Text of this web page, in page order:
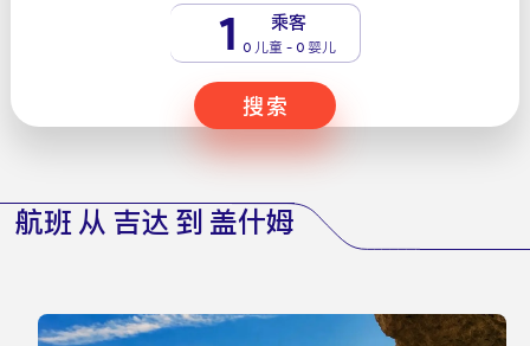
1 乘客
0 儿童 - 0 婴儿
搜索
航班 从 吉达 到 盖什姆